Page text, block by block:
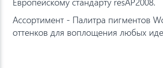
Ассортимент - Палитра пигментов
оттенков для воплощения любых